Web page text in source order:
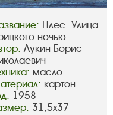
Плес. Улица
ночью.
Лукин Борис
масло
картон
1958
31,5х37